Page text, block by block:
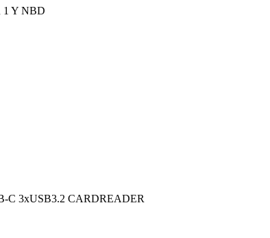
1 Y NBD
C 3xUSB3.2 CARDREADER